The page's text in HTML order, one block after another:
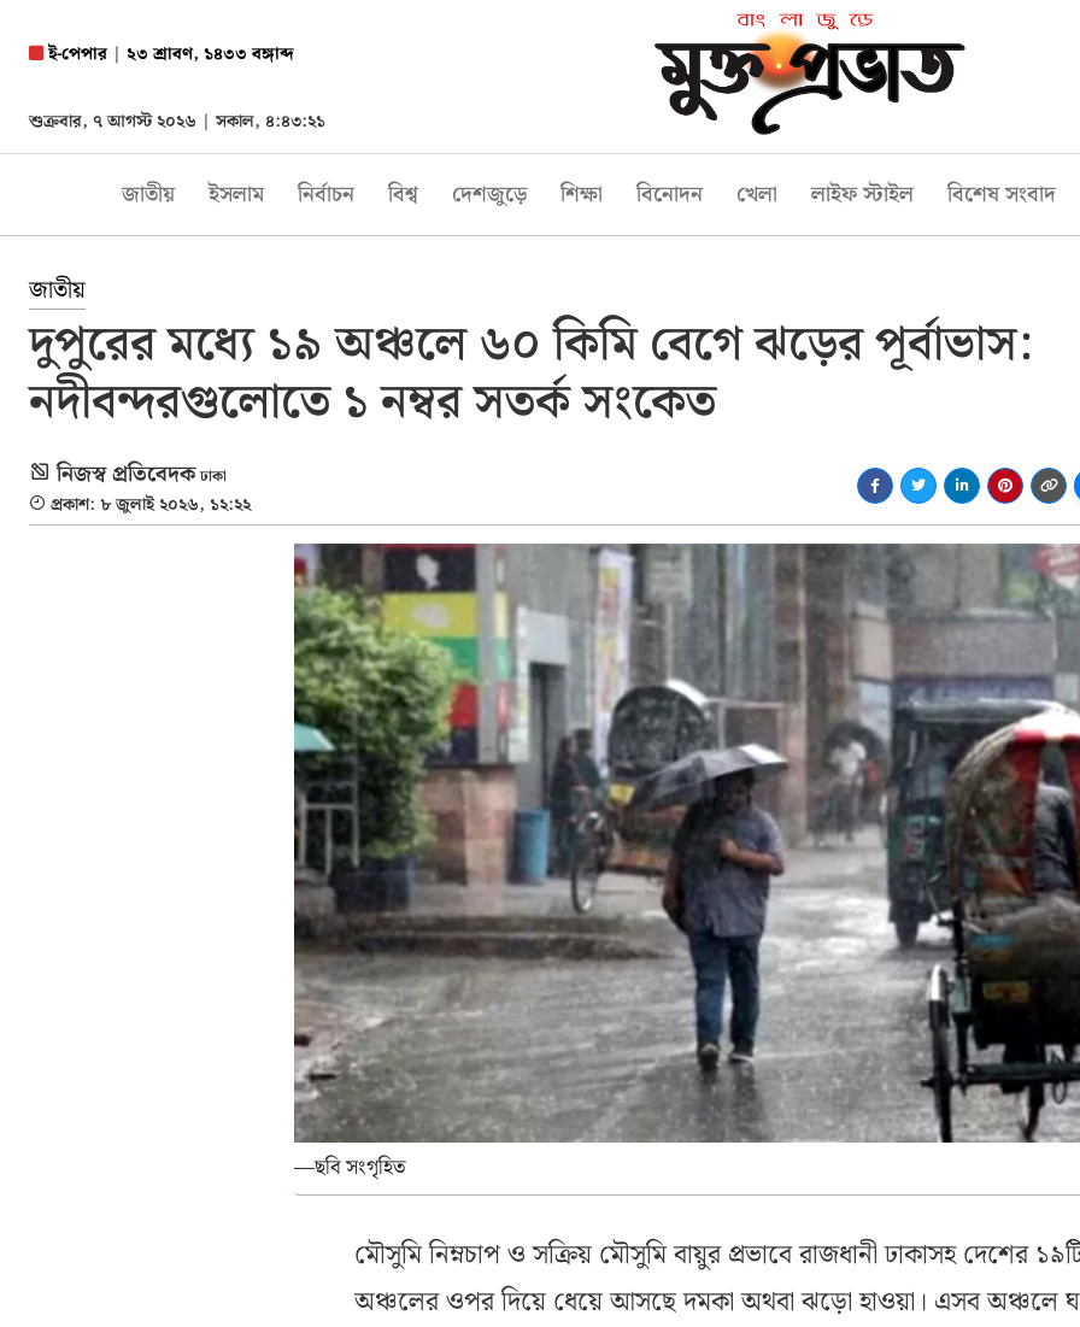
ই-পেপার| ২৩ শ্রাবণ, ১৪৩৩ বঙ্গাব্দ
শুক্রবার, ৭ আগস্ট ২০২৬ |সকাল, ৪:৪৩:২২
জাতীয় ইসলাম নির্বাচন বিশ্ব দেশজুড়ে শিক্ষা বিনোদন খেলা লাইফ স্টাইল বিশেষ সংবাদ
জাতীয়
দুপুরের মধ্যে ১৯ অঞ্চলে ৬০ কিমি বেগে ঝড়ের পূর্বাভাস:
নদীবন্দরগুলোতে ১ নম্বর সতর্ক সংকেত
নিজস্ব প্রতিবেদক ঢাকা
প্রকাশ: ৮ জুলাই ২০২৬, ১২:২২
—ছবি সংগৃহিত
মৌসুমি নিম্নচাপ ও সক্রিয় মৌসুমি বায়ুর প্রভাবে রাজধানী ঢাকাসহ দেশের
অঞ্চলের ওপর দিয়ে ধেয়ে আসছে দমকা অথবা ঝড়ো হাওয়া। এসব অঞ্চলে